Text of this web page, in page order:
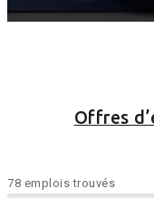
Offres
78 emplois trouvés